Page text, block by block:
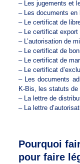
– Les jugements et
– Les documents en
– Le certificat de
– Le certificat export
– L’autorisation de
– Le certificat de
– Le certificat de
– Le certificat
– Les documents
K-Bis, les statuts de
– La lettre de
– La lettre
Pourquoi
pour faire